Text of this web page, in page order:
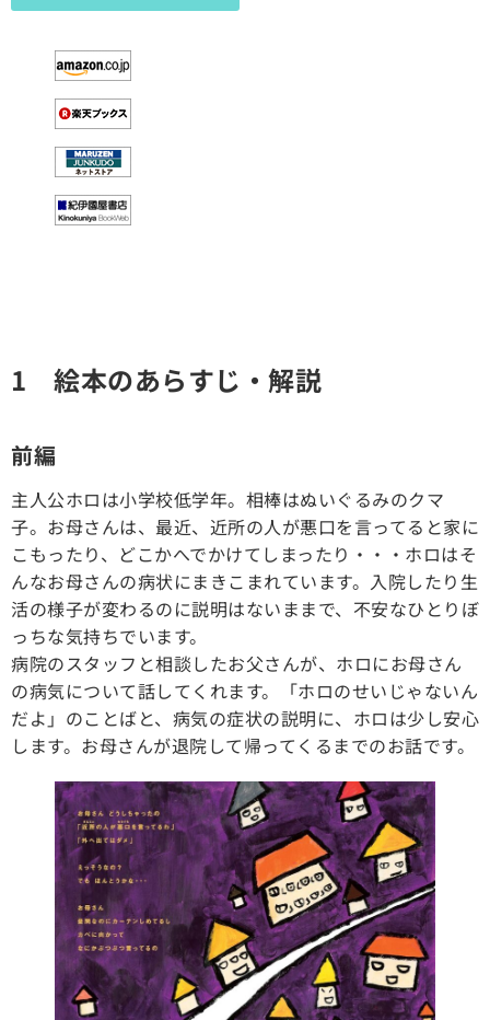
1 絵本のあらすじ・解説
前編
主人公ホロは小学校低学年。相棒はぬいぐるみのクマ
子。お母さんは、最近、近所の人が悪口を言ってると家に
こもったり、どこかへでかけてしまったり・・・ホロはそ
んなお母さんの病状にまきこまれています。入院したり生
活の様子が変わるのに説明はないままで、不安なひとりぼ
っちな気持ちでいます。
病院のスタッフと相談したお父さんが、ホロにお母さん
の病気について話してくれます。「ホロのせいじゃないん
だよ」のことばと、病気の症状の説明に、ホロは少し安心
します。お母さんが退院して帰ってくるまでのお話です。